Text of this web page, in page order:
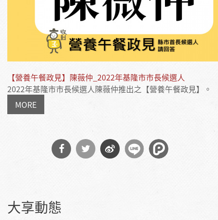
【營養午餐政見】陳薇仲_2022年基隆市市長候選人
2022年基隆市市長候選人陳薇仲推出之【營養午餐政見】。
MORE
Facebook
大享動態